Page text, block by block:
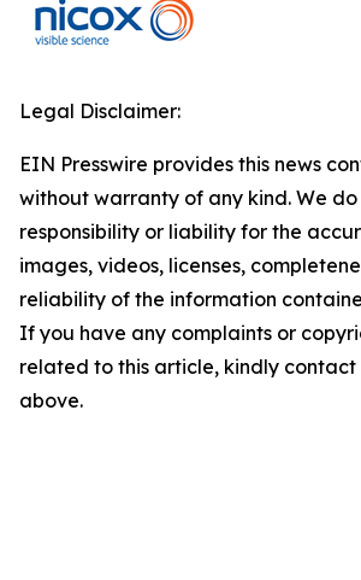
Legal Disclaimer:
EIN Presswire provides this news
without warranty of any kind. We
responsibility or liability for the
images, videos, licenses,
reliability of the information
If you have any complaints or
related to this article, kindly
above.